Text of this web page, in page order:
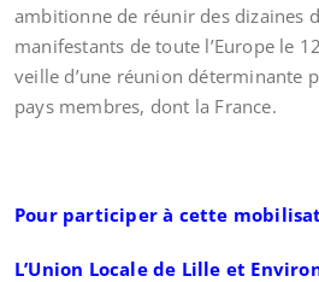
ambitionne de réunir des dizaines
manifestants de toute l’Europe le
veille d’une réunion déterminante
pays membres, dont la France.
Pour participer à cette
L’Union Locale de Lille et